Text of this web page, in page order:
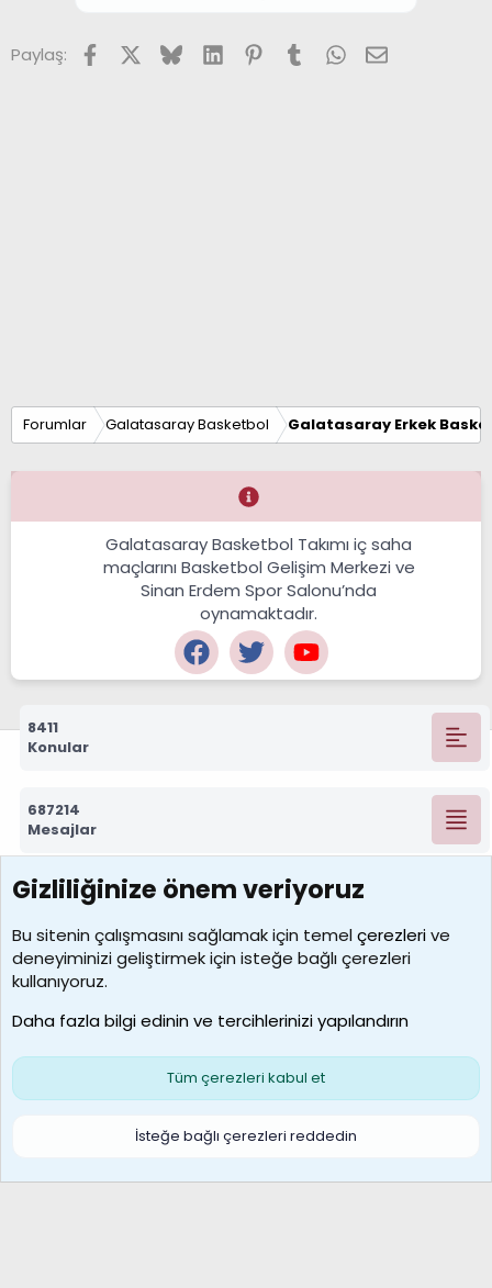
Paylaş: FacebookX (Twitter)
BlueskyLinkedInPinterest
TumblrWhatsApp
E-posta
Forumlar Galatasaray Basketbol Galatasaray Erkek
Galatasaray Basketbol Takımı iç saha
maçlarını Basketbol Gelişim Merkezi ve
Sinan Erdem Spor Salonu’nda
oynamaktadır.
8411
Konular
687214
Mesajlar
7388
Kullanıcılar
borabekirogluu
Son üye
Çerezler
S
Gizliliğinize önem veriyoruz
Bu sitenin çalışmasını sağlamak için temelçerezlerive
deneyiminizi geliştirmek için isteğe bağlı çerezleri
kullanıyoruz.
Daha fazla bilgi edinin ve tercihlerinizi yapılandırın
Tüm çerezleri kabul et
İsteğe bağlı çerezleri reddedin